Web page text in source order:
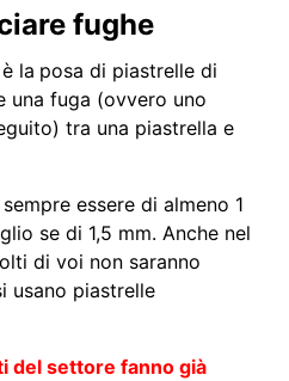
fughe
la posa di piastrelle di
una fuga (ovvero uno
tra una piastrella e
essere di almeno 1
se di 1,5 mm. Anche nel
di voi non saranno
usano piastrelle
del settore fanno già